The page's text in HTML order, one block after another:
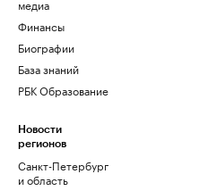
медиа
Финансы
Биографии
База знаний
РБК Образование
Новости
регионов
Санкт-Петербург
и область